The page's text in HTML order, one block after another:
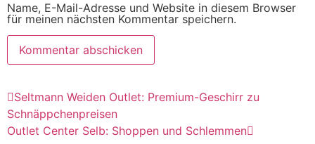
Name, E-Mail-Adresse und Website in diesem Browser
für meinen nächsten Kommentar speichern.
Seltmann Weiden Outlet: Premium-Geschirr zu
Schnäppchenpreisen
Outlet Center Selb: Shoppen und Schlemmen